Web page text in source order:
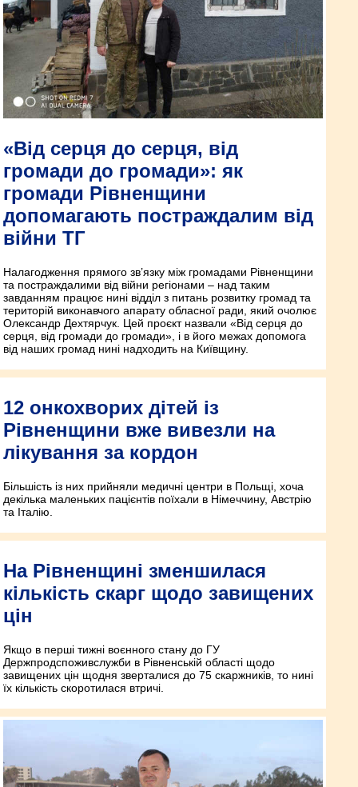
«Від серця до серця, від
громади до громади»: як
громади Рівненщини
допомагають постраждалим від
війни ТГ
Налагодження прямого зв’язку між громадами Рівненщини
та постраждалими від війни регіонами – над таким
завданням працює нині відділ з питань розвитку громад та
територій виконавчого апарату обласної ради, який очолює
Олександр Дехтярчук. Цей проєкт назвали «Від серця до
серця, від громади до громади», і в його межах допомога
від наших громад нині надходить на Київщину.
12 онкохворих дітей із
Рівненщини вже вивезли на
лікування за кордон
Більшість із них прийняли медичні центри в Польщі, хоча
декілька маленьких пацієнтів поїхали в Німеччину, Австрію
та Італію.
На Рівненщині зменшилася
кількість скарг щодо завищених
цін
Якщо в перші тижні воєнного стану до ГУ
Держпродспоживслужби в Рівненській області щодо
завищених цін щодня зверталися до 75 скаржників, то нині
їх кількість скоротилася втричі.